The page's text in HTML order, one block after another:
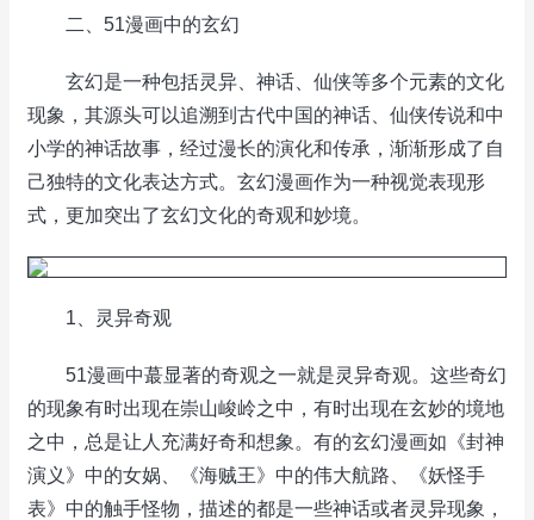
二、51漫画中的玄幻
玄幻是一种包括灵异、神话、仙侠等多个元素的文化
现象，其源头可以追溯到古代中国的神话、仙侠传说和中
小学的神话故事，经过漫长的演化和传承，渐渐形成了自
己独特的文化表达方式。玄幻漫画作为一种视觉表现形
式，更加突出了玄幻文化的奇观和妙境。
1、灵异奇观
51漫画中蕞显著的奇观之一就是灵异奇观。这些奇幻
的现象有时出现在崇山峻岭之中，有时出现在玄妙的境地
之中，总是让人充满好奇和想象。有的玄幻漫画如《封神
演义》中的女娲、《海贼王》中的伟大航路、《妖怪手
表》中的触手怪物，描述的都是一些神话或者灵异现象，